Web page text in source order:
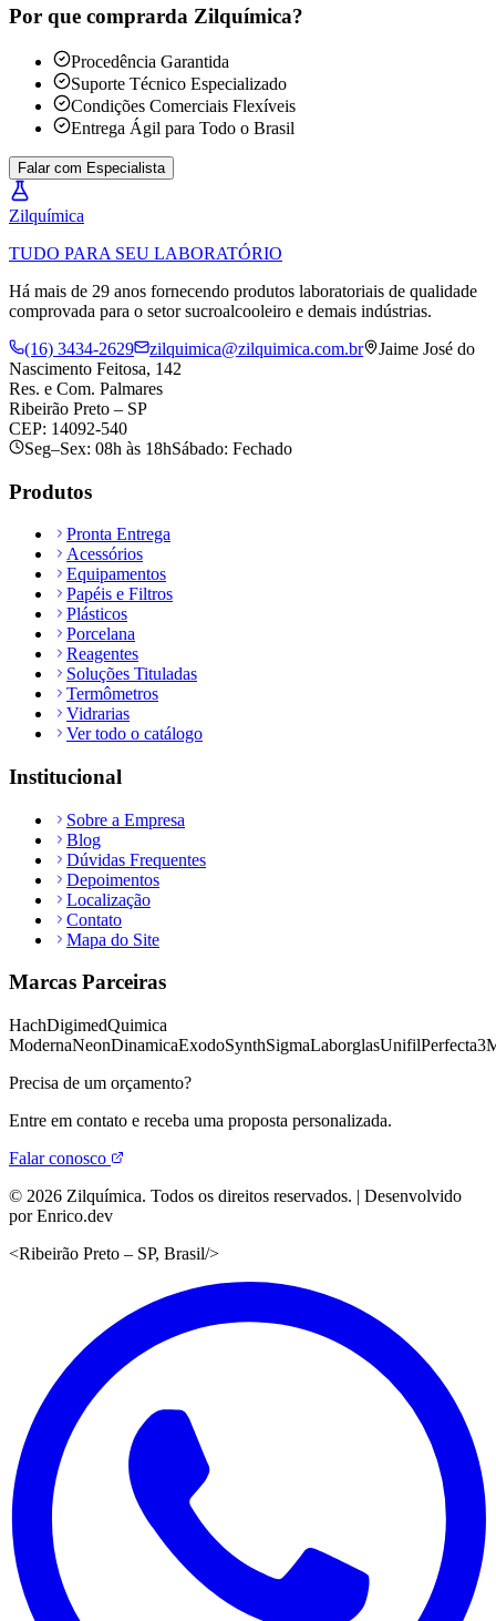
Por que comprarda Zilquímica?
Procedência Garantida
Suporte Técnico Especializado
Condições Comerciais Flexíveis
Entrega Ágil para Todo o Brasil
Falar com Especialista
Zilquímica
TUDO PARA SEU LABORATÓRIO
Há mais de 29 anos fornecendo produtos laboratoriais de qualidade
comprovada para o setor sucroalcooleiro e demais indústrias.
(16) 3434-2629
zilquimica@zilquimica.com.br
Jaime José do
Nascimento Feitosa, 142
Res. e Com. Palmares
Ribeirão Preto – SP
CEP: 14092-540
Seg–Sex: 08h às 18hSábado: Fechado
Produtos
Pronta Entrega
Acessórios
Equipamentos
Papéis e Filtros
Plásticos
Porcelana
Reagentes
Soluções Tituladas
Termômetros
Vidrarias
Ver todo o catálogo
Institucional
Sobre a Empresa
Blog
Dúvidas Frequentes
Depoimentos
Localização
Contato
Mapa do Site
Marcas Parceiras
HachDigimedQuimica
ModernaNeonDinamicaExodoSynthSigmaLaborglasUnifilPerfecta
Precisa de um orçamento?
Entre em contato e receba uma proposta personalizada.
Falar conosco
© 2026 Zilquímica. Todos os direitos reservados. | Desenvolvido
por Enrico.dev
<Ribeirão Preto – SP, Brasil/>